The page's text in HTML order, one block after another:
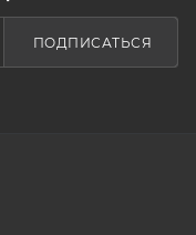
ПОДПИСАТЬСЯ